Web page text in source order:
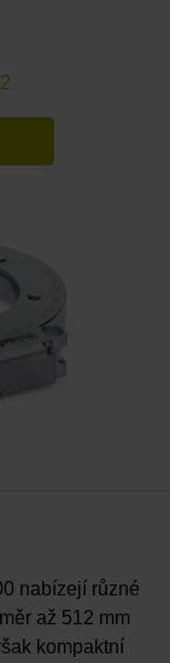
nabízejí různé
až 512 mm
kompaktní